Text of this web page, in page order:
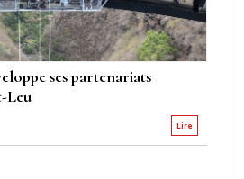
ses partenariats
Leu
Lire